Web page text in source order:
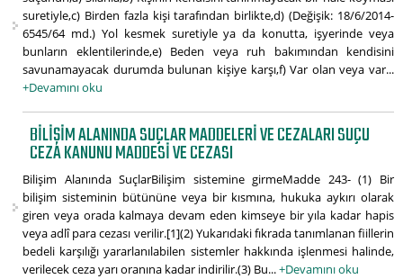
suretiyle,c) Birden fazla kişi tarafından birlikte,d) (Değişik: 18/6/2014-
6545/64 md.) Yol kesmek suretiyle ya da konutta, işyerinde veya
bunların eklentilerinde,e) Beden veya ruh bakımından kendisini
savunamayacak durumda bulunan kişiye karşı,f) Var olan veya var...
+Devamını oku
BILIŞIM ALANINDA SUÇLAR MADDELERI VE CEZALARI SUÇU
CEZA KANUNU MADDESI VE CEZASI
Bilişim Alanında SuçlarBilişim sistemine girmeMadde 243- (1) Bir
bilişim sisteminin bütününe veya bir kısmına, hukuka aykırı olarak
giren veya orada kalmaya devam eden kimseye bir yıla kadar hapis
veya adlî para cezası verilir.[1](2) Yukarıdaki fıkrada tanımlanan fiillerin
bedeli karşılığı yararlanılabilen sistemler hakkında işlenmesi halinde,
verilecek ceza yarı oranına kadar indirilir.(3) Bu...+Devamını oku